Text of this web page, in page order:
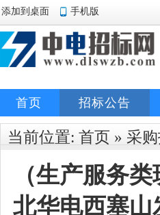
添加到桌面 手机版
首页 招标公告
当前位置: 首页 » 采
（生产服务
北华电西塞